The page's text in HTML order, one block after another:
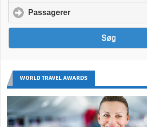
WORLD TRAVEL AWARDS